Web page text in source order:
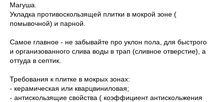
Магуша.
Укладка противоскользящей плитки в мокрой зоне (
помывочной) и парной.
Самое главное - не забывайте про уклон пола, для быстрого
и организованного слива воды в трап (сливное отверстие), а
оттуда в септик.
Требования к плитке в мокрых зонах:
- керамическая или кварцвиниловая;
- антискользящие свойства ( коэффициент антискольжения